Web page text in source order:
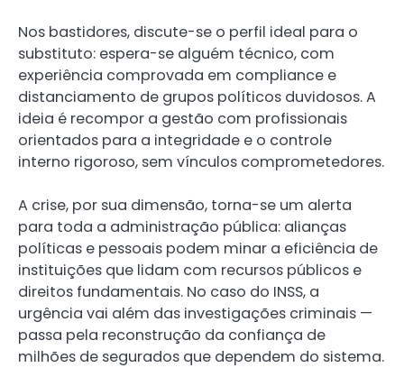
Nos bastidores, discute-se o perfil ideal para o
substituto: espera-se alguém técnico, com
experiência comprovada em compliance e
distanciamento de grupos políticos duvidosos. A
ideia é recompor a gestão com profissionais
orientados para a integridade e o controle
interno rigoroso, sem vínculos comprometedores.
A crise, por sua dimensão, torna-se um alerta
para toda a administração pública: alianças
políticas e pessoais podem minar a eficiência de
instituições que lidam com recursos públicos e
direitos fundamentais. No caso do INSS, a
urgência vai além das investigações criminais —
passa pela reconstrução da confiança de
milhões de segurados que dependem do sistema.